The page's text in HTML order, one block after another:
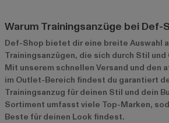
Warum Trainingsanzüge bei Def-
Def-Shop bietet dir eine breite Auswahl
Trainingsanzügen, die sich durch Stil
Mit unserem schnellen Versand und den
im Outlet-Bereich findest du garantiert
Trainingsanzug für deinen Stil und dein
Sortiment umfasst viele Top-Marken,
Beste für deinen Look findest.